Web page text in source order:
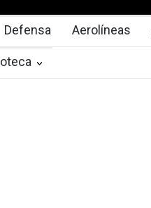
Defensa Aerolíneas